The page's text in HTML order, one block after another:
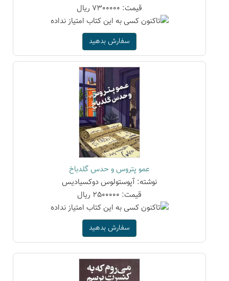
قیمت: 7300000 ریال
سفارش بدهید
عمو پتروس و حدس گلدباخ
نوشته: آپوستولوس دوکسیادیس
قیمت: 2500000 ریال
سفارش بدهید